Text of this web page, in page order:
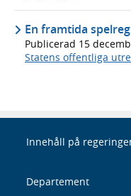
En framtida
Publicerad 15
Statens offentliga
Innehåll på
Departement